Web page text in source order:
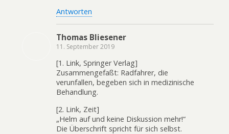
Antworten
Thomas Bliesener
11. September 2019
[1. Link, Springer Verlag]
Zusammengefaßt: Radfahrer, die
verunfallen, begeben sich in medizinische
Behandlung.
[2. Link, Zeit]
„Helm auf und keine Diskussion mehr!“
Die Überschrift spricht für sich selbst.